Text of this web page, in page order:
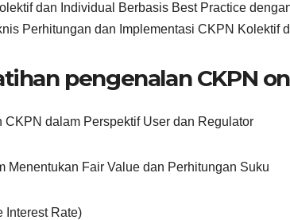
dan Individual Berbasis Best Practice
Perhitungan dan Implementasi CKPN Kolektif
pengenalan CKPN
CKPN dalam Perspektif User dan Regulator
Menentukan Fair Value dan Perhitungan Suku
Interest Rate)